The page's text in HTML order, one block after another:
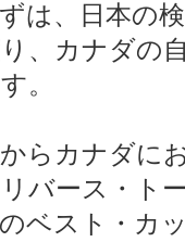
は、日本の
、カナダの
。
らカナダに
バース・ト
ベスト・カ